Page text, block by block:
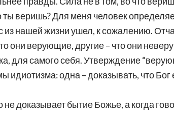
веришь? Для меня человек
из нашей жизни ушел, к сожалению.
они верующие, другие – что они
для самого себя. Утверждение
одна – доказывать, что Бог
не доказывает бытие Божье, а когда